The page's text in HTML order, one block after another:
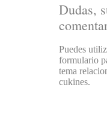
Dudas,
Puedes
formulario
tema
cukines.